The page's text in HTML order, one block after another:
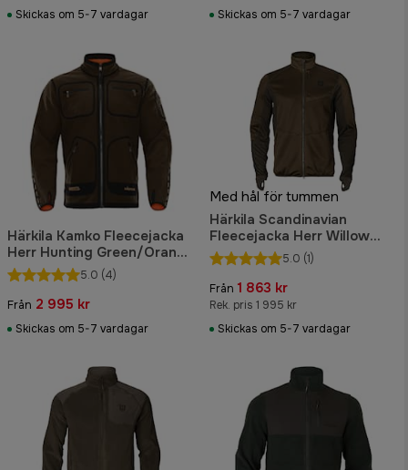
Skickas om 5-7 vardagar
Skickas om 5-7 vardagar
Härkila Kamko Fleecejacka
Herr Hunting Green/Orange
Blaze
5.0 (4)
Från 2 995 kr
Skickas om 5-7 vardagar
Med hål för tummen
Härkila Scandinavian
Fleecejacka Herr Willow
Green/Deep Brown
5.0 (1)
Från 1 863 kr
Rek. pris 1 995 kr
Skickas om 5-7 vardagar